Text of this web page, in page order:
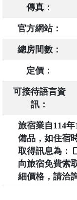
傳真：
官方網站：
總房間數：
定價：
可接待語言資
訊：
旅宿業自114
備品，如住宿
取得訊息為：
向旅宿免費索
細價格，請洽